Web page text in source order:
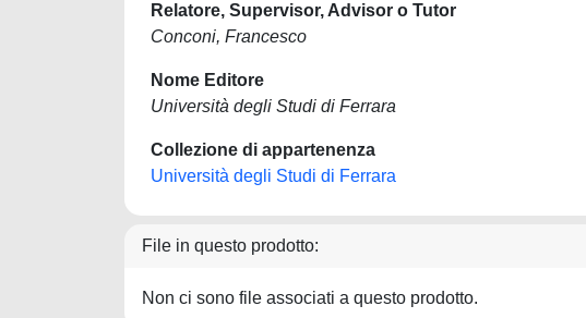
Relatore, Supervisor, Advisor o Tutor
Conconi, Francesco
Nome Editore
Università degli Studi di Ferrara
Collezione di appartenenza
Università degli Studi di Ferrara
File in questo prodotto:
Non ci sono file associati a questo prodotto.